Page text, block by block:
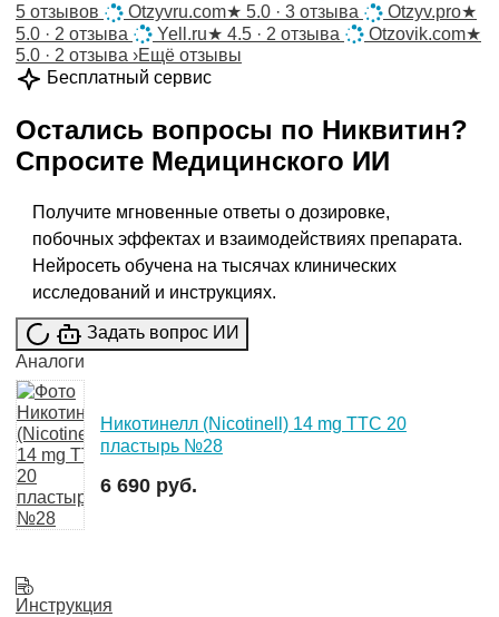
5 отзывов
Otzyvru.com★ 5.0 · 3 отзыва Otzyv.pro★
5.0 · 2 отзыва
Yell.ru★ 4.5 · 2 отзыва Otzovik.com★
5.0 · 2 отзыва ›Ещё отзывы
Бесплатный сервис
Остались вопросы по Никвитин?
Спросите Медицинского ИИ
Получите мгновенные ответы о дозировке,
побочных эффектах и взаимодействиях препарата.
Нейросеть обучена на тысячах клинических
исследований и инструкциях.
Задать вопрос ИИ
Аналоги
Никотинелл (Nicotinell) 14 mg ТТС 20
пластырь №28
6 690 руб.
Инструкция